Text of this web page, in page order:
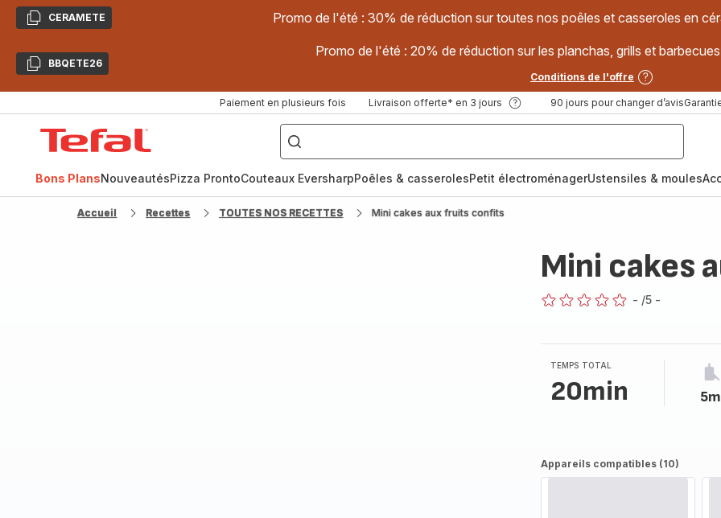
CopierCERAMETE Promo de l'été : 30% de réduction sur toutes nos poêles et casseroles en
CopierBBQETE26
Promo de l'été : 20% de réduction sur les planchas, grills et
Conditions de l'offre
Paiement en plusieurs fois Livraison offerte* en 3 jours 90 jours pour changer d’avis
["Poêles
inox,
Cake
Factory,
Bons PlansNouveautésPizza ProntoCouteaux EversharpPoêles & casserolesPetit électroménagerUstensiles & moules
Accueil Recettes TOUTES NOS RECETTES Mini cakes aux fruits confits
Mini cakes
- /5 -
TEMPS TOTAL
20min
Appareils compatibles (10)